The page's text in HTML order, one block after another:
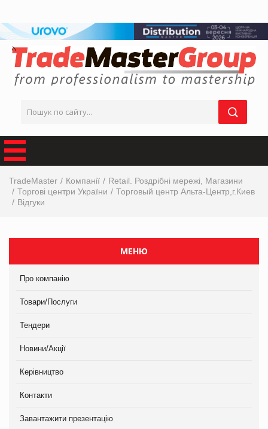
TradeMaster Компанії
Retail. Роздрібні мережі, Магазини
Торгові центри України
Торговый центр Альта-Центр,г.Киев
Відгуки
МЕНЮ
Про компанію
Товари/Послуги
Тендери
Новини/Акції
Керівництво
Контакти
Завантажити презентацію